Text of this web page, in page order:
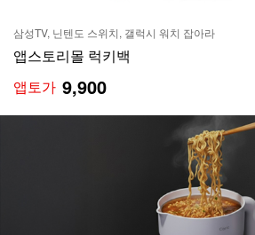
삼성TV, 닌텐도 스위치, 갤럭시 워치 잡아라
앱스토리몰 럭키백
앱토가 9,900